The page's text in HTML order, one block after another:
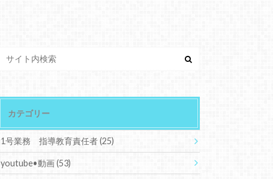
カテゴリー
1号業務 指導教育責任者(25)
youtube•動画(53)